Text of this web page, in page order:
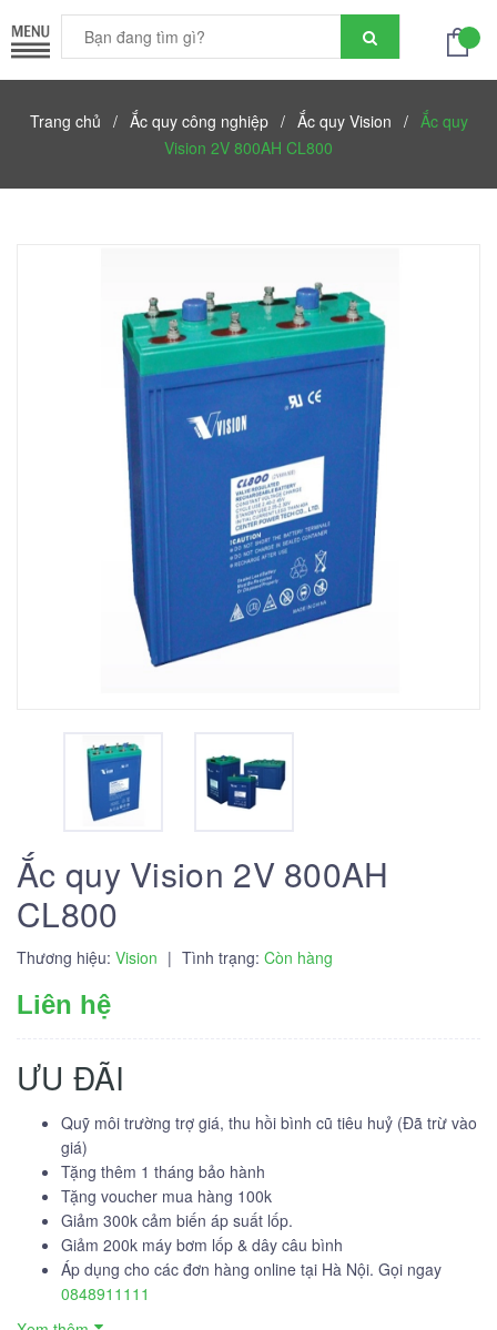
Trang chủ / Ắc quy công nghiệp / Ắc quy Vision / Ắc quy
Vision 2V 800AH CL800
Ắc quy Vision 2V 800AH
CL800
Thương hiệu: Vision | Tình trạng: Còn hàng
Liên hệ
ƯU ĐÃI
Quỹ môi trường trợ giá, thu hồi bình cũ tiêu huỷ (Đã trừ vào
giá)
Tặng thêm 1 tháng bảo hành
Tặng voucher mua hàng 100k
Giảm 300k cảm biến áp suất lốp.
Giảm 200k máy bơm lốp & dây câu bình
Áp dụng cho các đơn hàng online tại Hà Nội. Gọi ngay
0848911111